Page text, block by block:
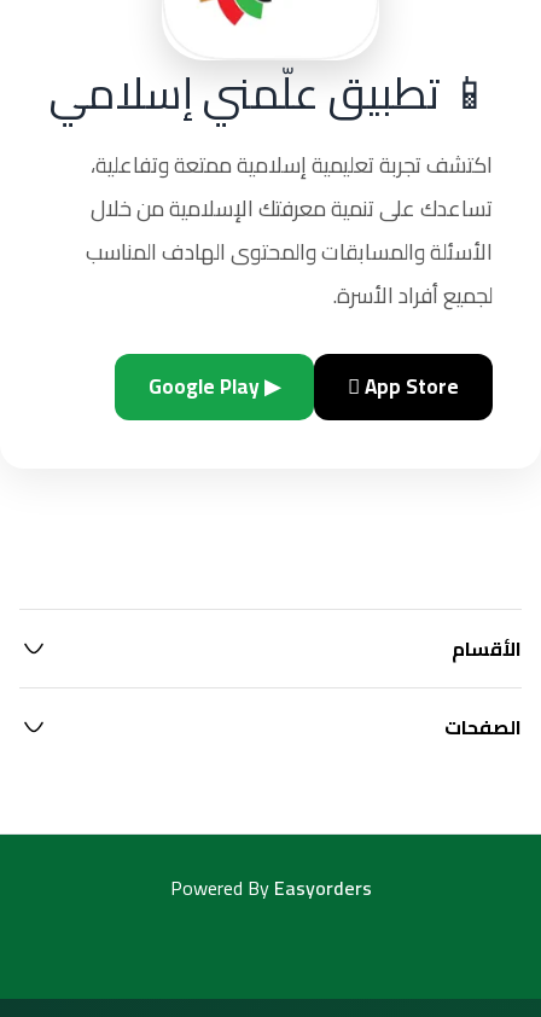
📱 تطبيق علّمني إسلامي
اكتشف تجربة تعليمية إسلامية ممتعة وتفاعلية،
تساعدك على تنمية معرفتك الإسلامية من خلال
الأسئلة والمسابقات والمحتوى الهادف المناسب
لجميع أفراد الأسرة.
 App Store
▶ Google Play
الأقسام
الصفحات
Powered ByEasyorders